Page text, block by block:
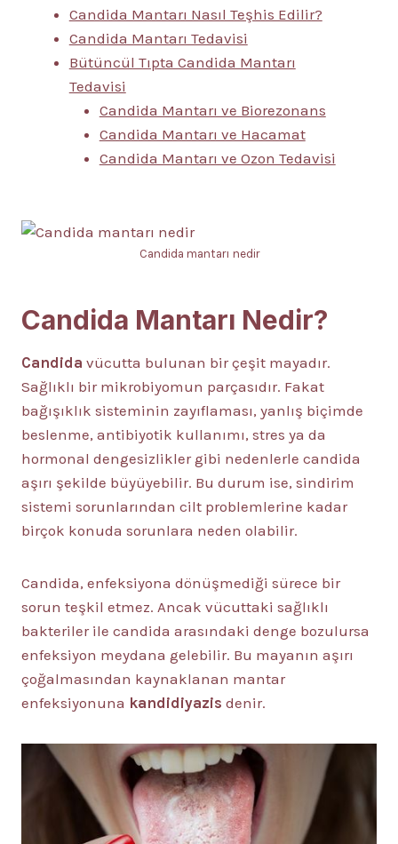
Candida Mantarı Nasıl Teşhis Edilir?
Candida Mantarı Tedavisi
Bütüncül Tıpta Candida Mantarı
Tedavisi
Candida Mantarı ve Biorezonans
Candida Mantarı ve Hacamat
Candida Mantarı ve Ozon Tedavisi
Candida mantarı nedir
Candida Mantarı Nedir?
Candida vücutta bulunan bir çeşit mayadır.
Sağlıklı bir mikrobiyomun parçasıdır. Fakat
bağışıklık sisteminin zayıflaması, yanlış biçimde
beslenme, antibiyotik kullanımı, stres ya da
hormonal dengesizlikler gibi nedenlerle candida
aşırı şekilde büyüyebilir. Bu durum ise, sindirim
sistemi sorunlarından cilt problemlerine kadar
birçok konuda sorunlara neden olabilir.
Candida, enfeksiyona dönüşmediği sürece bir
sorun teşkil etmez. Ancak vücuttaki sağlıklı
bakteriler ile candida arasındaki denge bozulursa
enfeksiyon meydana gelebilir. Bu mayanın aşırı
çoğalmasından kaynaklanan mantar
enfeksiyonuna kandidiyazis denir.